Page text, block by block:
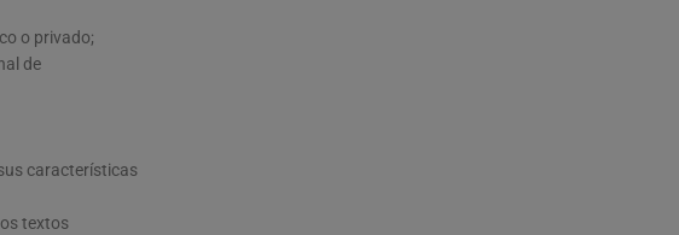
o privado;
de
características
textos